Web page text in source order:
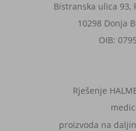
Bistranska ulica 93,
10298 Donja
OIB:
Rješenje
proizvoda na